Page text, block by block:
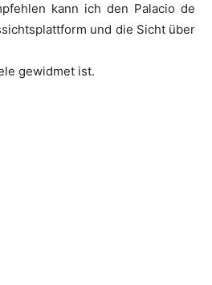
kann ich den Palacio de
und die Sicht über
gewidmet ist.